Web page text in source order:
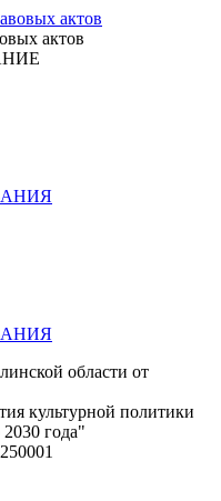
актов
области от
культурной политики
года"